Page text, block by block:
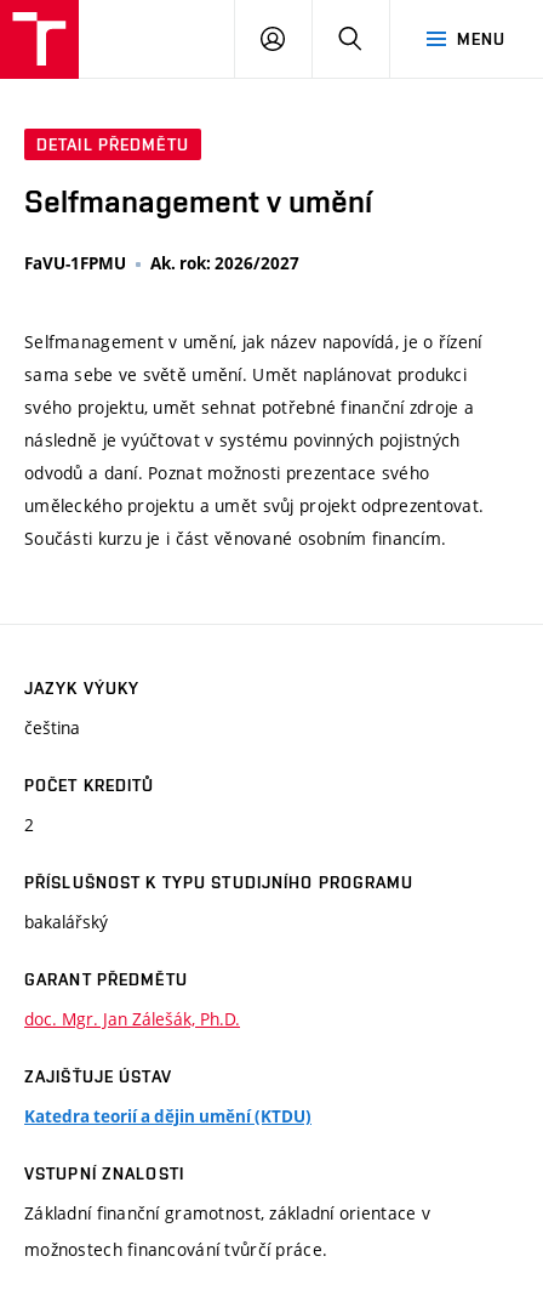
MENU
PŘIHLÁSIT
DETAIL PŘEDMĚTU
Selfmanagement v umění
FaVU-1FPMU Ak. rok: 2026/2027
Selfmanagement v umění, jak název napovídá, je o řízení
sama sebe ve světě umění. Umět naplánovat produkci
svého projektu, umět sehnat potřebné finanční zdroje a
následně je vyúčtovat v systému povinných pojistných
odvodů a daní. Poznat možnosti prezentace svého
uměleckého projektu a umět svůj projekt odprezentovat.
Součásti kurzu je i část věnované osobním financím.
JAZYK VÝUKY
čeština
POČET KREDITŮ
2
PŘÍSLUŠNOST K TYPU STUDIJNÍHO PROGRAMU
bakalářský
GARANT PŘEDMĚTU
doc. Mgr. Jan Zálešák, Ph.D.
ZAJIŠŤUJE ÚSTAV
Katedra teorií a dějin umění (KTDU)
VSTUPNÍ ZNALOSTI
Základní finanční gramotnost, základní orientace v
možnostech financování tvůrčí práce.